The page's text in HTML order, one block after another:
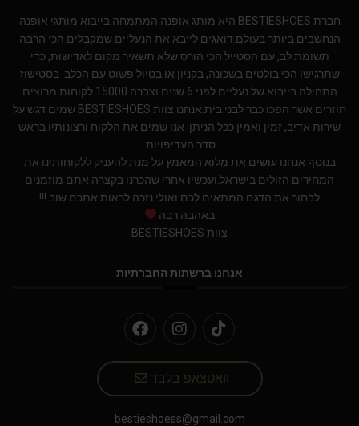
חברת BESTIESHOES היא מותג אופנה המתמחה בייבוא מותגי אופנה
הנחשבים ביותר בעולם.דואגים לייבא את הנעליים שמקבלים הכי הרבה
תשומת לב, עם הסטייל הכי הורס שלא תשאיר מקום לאדישות, כדי
שתרגישו הכי בולטים בשכונה, בקניון או בטיול פשוט עם הכלב. בסטישוז
התחילה בייבוא של נעליים לפני 6 שנים וצברה 15000 לקוחות מרוצים
חוזרים אשר הפכו כבר לבני בית.אנחנו צוות BESTIESHOES שמים דגש על
שירות אדיב, זמין ואמין ככל הניתן. אנו שמים את הלקוח ורצונותיו בראש
סדר העדיפויות.
בנוסף אנחנו עושים את מלוא המאמץ על מנת להעניק ללקוחותינו את
המחירים הזולים בישראל.ועכשיו אחרי שהכרנו בקצרה אתם מוזמנים
לבחור את הדגם המתאים לכם ואולי נזכה לראות אתכם שוב !!!
באהבה רבה
צוות BESTIESHOES
אנחנו ברשתות החברתיות
וואטצאפ בלבד
bestieshoess@gmail.com